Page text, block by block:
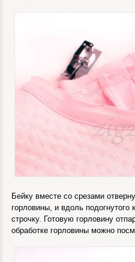
Бейку вместе со срезами
горловины, и вдоль
строчку. Готовую горловину
обработке горловины можно